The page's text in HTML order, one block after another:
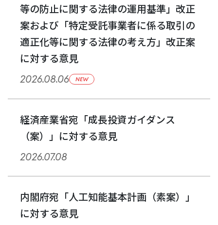
等の防止に関する法律の運用基準」改正
案および「特定受託事業者に係る取引の
適正化等に関する法律の考え方」改正案
に対する意見
2026.08.06 NEW
経済産業省宛「成長投資ガイダンス
（案）」に対する意見
2026.07.08
内閣府宛「人工知能基本計画（素案）」
に対する意見